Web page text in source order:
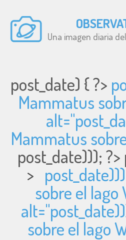
Una imagen diaria
post_date) { ?>
Mammatus
alt="
Mammatus
post_date))); ?>
>
sobre el lago
alt="
sobre el lago